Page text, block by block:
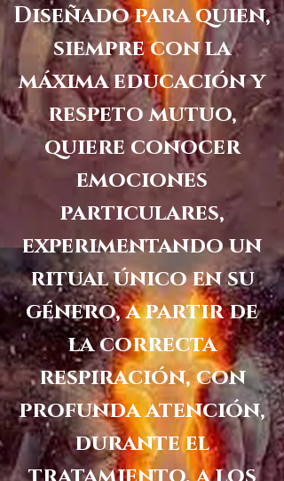
Diseñado para quien,
siempre con la
máxima educación y
respeto mutuo,
quiere conocer
emociones
particulares,
experimentando un
ritual único en su
género, a partir de
la correcta
respiración, con
profunda atención,
durante el